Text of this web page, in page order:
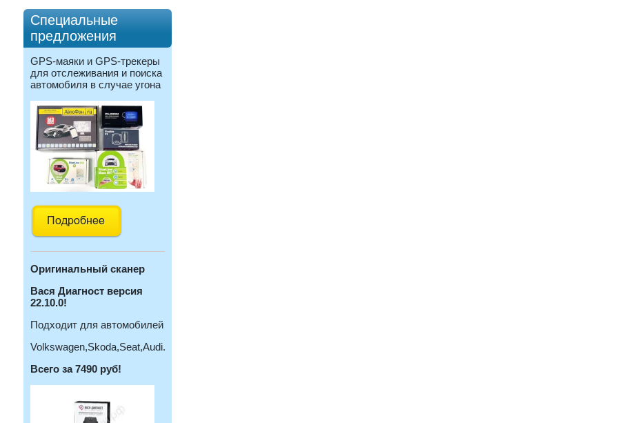
Специальные
предложения
GPS-маяки и GPS-трекеры
для отслеживания и поиска
автомобиля в случае угона
Оригинальный сканер
Вася Диагност версия
22.10.0!
Подходит для автомобилей
Volkswagen,Skoda,Seat,Audi.
Всего за 7490 руб!